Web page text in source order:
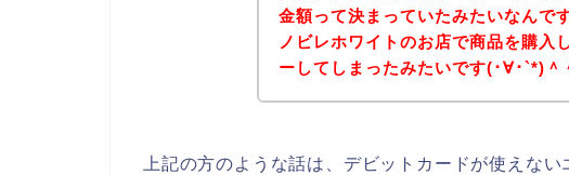
金額って決まっていたみたいなんで
ノビレホワイトのお店で商品を購入
ーしてしまったみたいです(･∀･`*)＾
上記の方のような話は、デビットカードが使えな